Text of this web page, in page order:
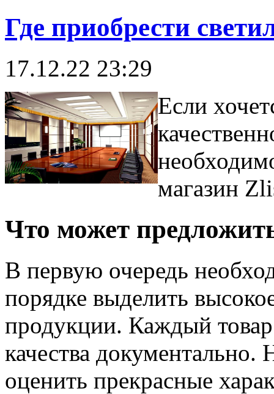
Где приобрести
17.12.22 23:29
Если
магазин
Что может
В первую очередь
порядке выделить
продукции. Каждый
качества документально.
оценить прекрасные